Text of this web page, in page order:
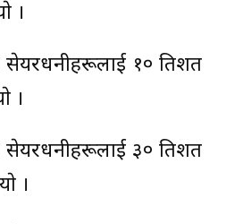
।
१० प्रतिशत
।
३० प्रतिशत
।